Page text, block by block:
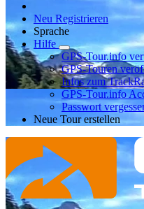
Neu Registrieren
Sprache
Hilfe
GPS-Tour.info
GPS-Touren
Infos zum
GPS-Tour.info
Passwort
Neue Tour erstellen